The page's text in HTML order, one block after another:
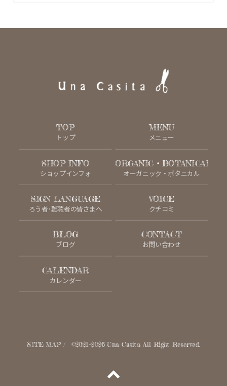
TOP
トップ
MENU
メニュー
SHOP INFO
ショップインフォ
ORGANIC・BOTANICAL
オーガニック・ボタニカル
SIGN LANGUAGE
ろう者･難聴者の皆さまへ
VOICE
クチコミ
BLOG
ブログ
CONTACT
お問い合わせ
CALENDAR
カレンダー
SITE MAP ©2021-2026Una Casita All Right Reserved.